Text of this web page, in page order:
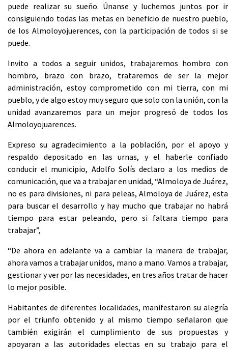
puede realizar su sueño. Únanse y luchemos juntos por ir
consiguiendo todas las metas en beneficio de nuestro pueblo,
de los Almoloyojuerences, con la participación de todos si se
puede.
Invito a todos a seguir unidos, trabajaremos hombro con
hombro, brazo con brazo, trataremos de ser la mejor
administración, estoy comprometido con mi tierra, con mi
pueblo, y de algo estoy muy seguro que solo con la unión, con la
unidad avanzaremos para un mejor progresó de todos los
Almoloyojuarences.
Expreso su agradecimiento a la población, por el apoyo y
respaldo depositado en las urnas, y el haberle confiado
conducir el municipio, Adolfo Solís declaro a los medios de
comunicación, que va a trabajar en unidad, “Almoloya de Juárez,
no es para divisiones, ni para peleas, Almoloya de Juárez, esta
para buscar el desarrollo y hay mucho que trabajar no habrá
tiempo para estar peleando, pero si faltara tiempo para
trabajar”,
“De ahora en adelante va a cambiar la manera de trabajar,
ahora vamos a trabajar unidos, mano a mano. Vamos a trabajar,
gestionar y ver por las necesidades, en tres años tratar de hacer
lo mejor posible.
Habitantes de diferentes localidades, manifestaron su alegría
por el triunfo obtenido y al mismo tiempo señalaron que
también exigirán el cumplimiento de sus propuestas y
apoyaran a las autoridades electas en su trabajo para el